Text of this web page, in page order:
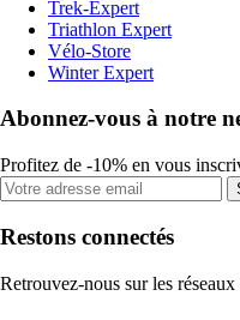
Trek-Expert
Triathlon Expert
Vélo-Store
Winter Expert
Abonnez-vous à notre
Profitez de -10% en vous
Restons connectés
Retrouvez-nous sur les